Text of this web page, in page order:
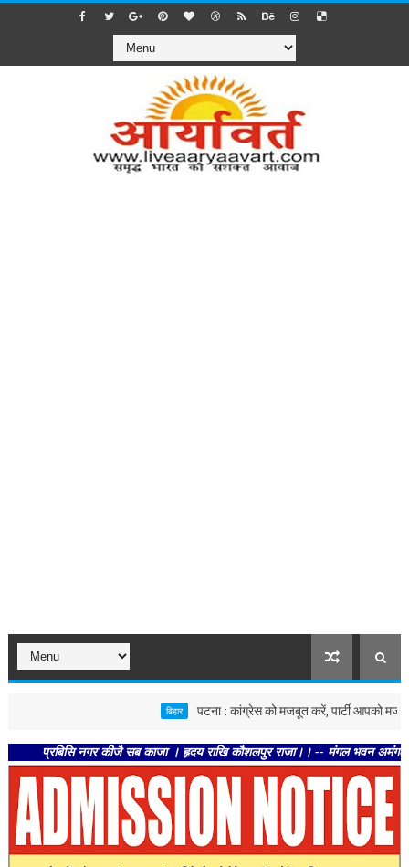
पटना : कांग्रेस को मजबूत करें, पार्टी आपको मजबूत करेगी
नगर कीजै सब काजा । हृदय राखि कौशलपुर राजा।। -- मंगल भवन अमंगल हारी।